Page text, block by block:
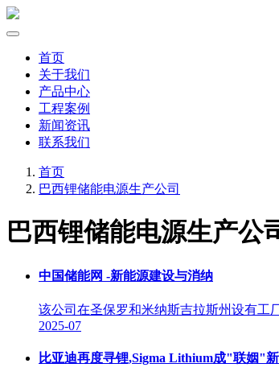
首页
关于我们
产品中心
工程案例
新闻资讯
联系我们
首页
巴西锂储能电源生产公司
巴西锂储能电源生产公
中国储能网 -新能源建设与消纳
该公司在圣保罗和米纳斯吉拉斯州设有工
2025-07
比亚迪再度寻锂,Sigma Lithium成"联姻"